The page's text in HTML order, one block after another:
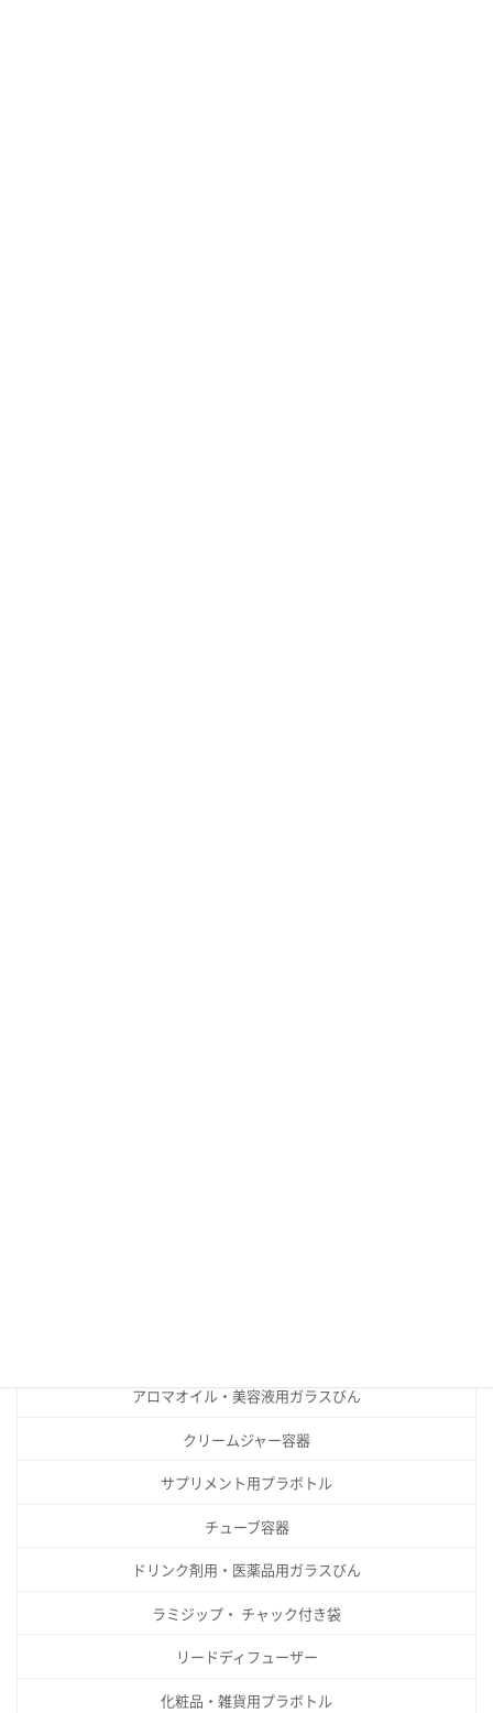
アロマオイル・美容液用ガラスびん
クリームジャー容器
サプリメント用プラボトル
チューブ容器
ドリンク剤用・医薬品用ガラスびん
ラミジップ・ チャック付き袋
リードディフューザー
化粧品・雑貨用プラボトル
ー